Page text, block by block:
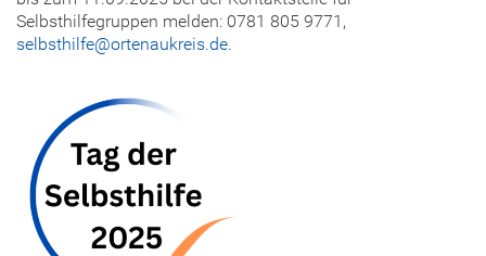
Selbsthilfegruppen melden: 0781 805 9771,
selbsthilfe@ortenaukreis.de.